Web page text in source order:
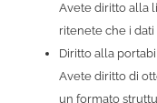
Avete diritto alla
ritenete che i
Diritto alla
Avete diritto di
un formato